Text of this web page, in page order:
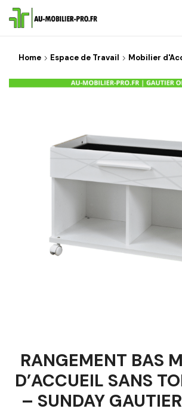
Home Espace de Travail Mobilier
RANGEMENT BAS
D’ACCUEIL SANS
– SUNDAY